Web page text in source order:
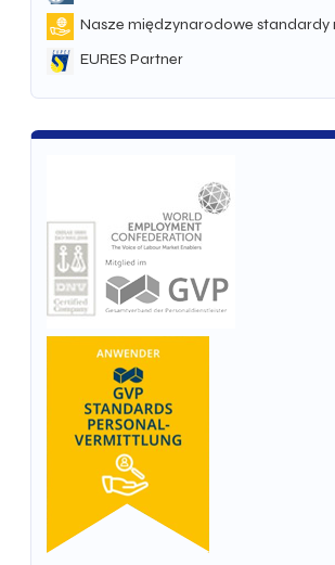
Nasze międzynarodowe standardy
EURES Partner